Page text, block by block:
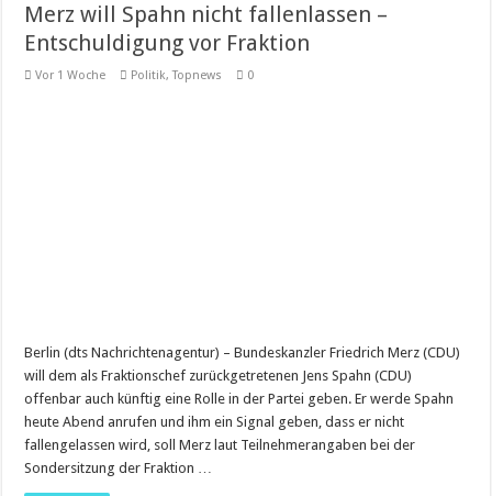
Merz will Spahn nicht fallenlassen –
Entschuldigung vor Fraktion
Vor 1 Woche Politik,Topnews 0
Berlin (dts Nachrichtenagentur) – Bundeskanzler Friedrich Merz (CDU)
will dem als Fraktionschef zurückgetretenen Jens Spahn (CDU)
offenbar auch künftig eine Rolle in der Partei geben. Er werde Spahn
heute Abend anrufen und ihm ein Signal geben, dass er nicht
fallengelassen wird, soll Merz laut Teilnehmerangaben bei der
Sondersitzung der Fraktion …